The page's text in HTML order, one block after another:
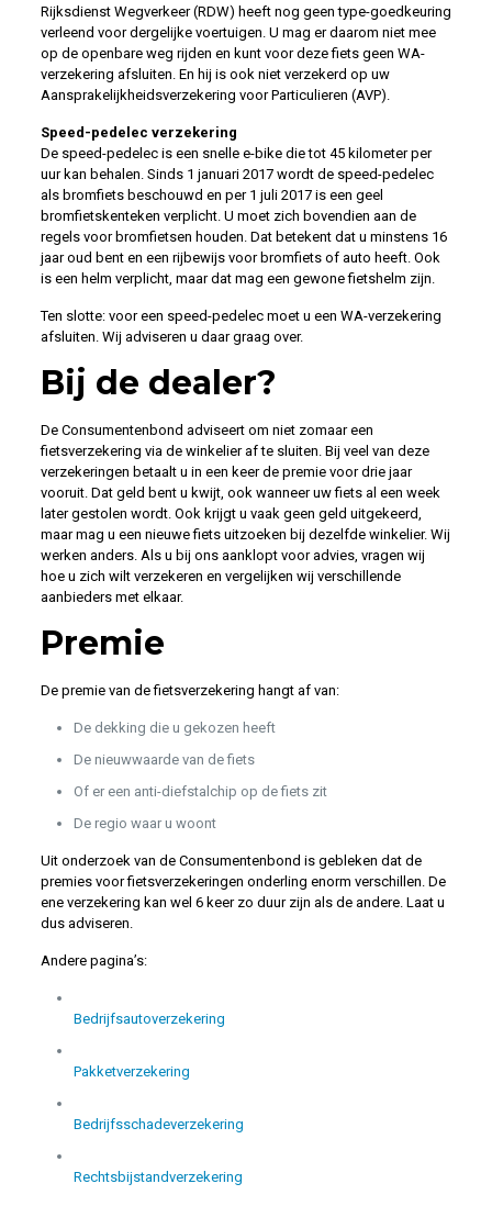
Rijksdienst Wegverkeer (RDW) heeft nog geen type-goedkeuring
verleend voor dergelijke voertuigen. U mag er daarom niet mee
op de openbare weg rijden en kunt voor deze fiets geen WA-
verzekering afsluiten. En hij is ook niet verzekerd op uw
Aansprakelijkheidsverzekering voor Particulieren (AVP).
Speed-pedelec verzekering
De speed-pedelec is een snelle e-bike die tot 45 kilometer per
uur kan behalen. Sinds 1 januari 2017 wordt de speed-pedelec
als bromfiets beschouwd en per 1 juli 2017 is een geel
bromfietskenteken verplicht. U moet zich bovendien aan de
regels voor bromfietsen houden. Dat betekent dat u minstens 16
jaar oud bent en een rijbewijs voor bromfiets of auto heeft. Ook
is een helm verplicht, maar dat mag een gewone fietshelm zijn.
Ten slotte: voor een speed-pedelec moet u een WA-verzekering
afsluiten. Wij adviseren u daar graag over.
Bij de dealer?
De Consumentenbond adviseert om niet zomaar een
fietsverzekering via de winkelier af te sluiten. Bij veel van deze
verzekeringen betaalt u in een keer de premie voor drie jaar
vooruit. Dat geld bent u kwijt, ook wanneer uw fiets al een week
later gestolen wordt. Ook krijgt u vaak geen geld uitgekeerd,
maar mag u een nieuwe fiets uitzoeken bij dezelfde winkelier. Wij
werken anders. Als u bij ons aanklopt voor advies, vragen wij
hoe u zich wilt verzekeren en vergelijken wij verschillende
aanbieders met elkaar.
Premie
De premie van de fietsverzekering hangt af van:
De dekking die u gekozen heeft
De nieuwwaarde van de fiets
Of er een anti-diefstalchip op de fiets zit
De regio waar u woont
Uit onderzoek van de Consumentenbond is gebleken dat de
premies voor fietsverzekeringen onderling enorm verschillen. De
ene verzekering kan wel 6 keer zo duur zijn als de andere. Laat u
dus adviseren.
Andere pagina’s:
Bedrijfsautoverzekering
Pakketverzekering
Bedrijfsschadeverzekering
Rechtsbijstandverzekering